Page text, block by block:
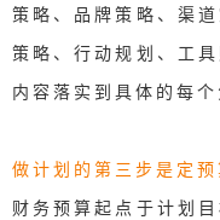
策略、品牌策略、渠
策略、行动规划、工
内容落实到具体的每个
做计划的第三步是定
财务预算起点于计划